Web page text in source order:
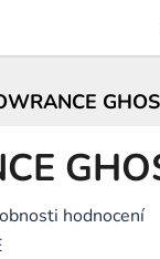
hodnocení